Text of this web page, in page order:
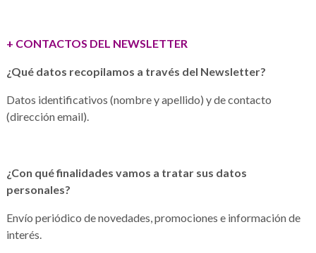
+ CONTACTOS DEL NEWSLETTER
¿Qué datos recopilamos a través del Newsletter?
Datos identificativos (nombre y apellido) y de contacto
(dirección email).
¿Con qué finalidades vamos a tratar sus datos
personales?
Envío periódico de novedades, promociones e información de
interés.